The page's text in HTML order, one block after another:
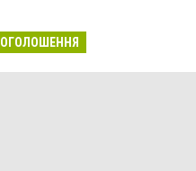
ОГОЛОШЕННЯ